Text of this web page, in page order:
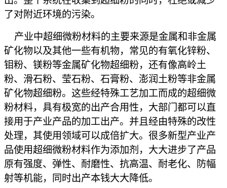
了对附近环境的污染。
产业中超细微粉材料的主要来源是金属和非金属
矿化物以及其他一些有机物，常见的有氧化锌粉、
钼粉、镁粉等金属矿化物超细粉，还有像高岭土
粉、滑石粉、莹石粉、石膏粉、澎润土粉等非金属
矿化物超细粉。这些经特殊工艺加工而成的超细微
粉材料，具有极宽的出产合用性，大部门都可以直
接用于产业产品的加工出产。并且经由特殊的改性
处理，其使用领域可以成倍扩大。很多新型产业产
品使用超细微粉材料作为添加剂，大大进步了产品
原有强度、弹性、耐磨性、抗高温、耐老化、防幅
射等机能，同时出产本钱大大降低。